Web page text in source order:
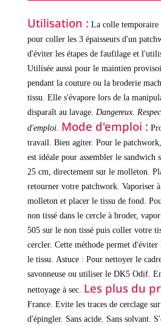
Utilisation : La colle temporaire
pour coller les 3 épaisseurs d'un
d'éviter les étapes de faufilage et
Utilisée aussi pour le maintien
pendant la couture ou la broderie
tissu. Elle s'évapore lors de la
disparaît au lavage. Dangereux.
d'emploi. Mode d'emploi :
travail.
Bien agiter. Pour le
est idéale pour assembler le sandwich
25 cm, directement sur le molleton.
retourner votre patchwork. Vaporiser
molleton et placer le tissu de fond.
non tissé dans le cercle à broder,
505 sur le non tissé puis coller votre
cercler. Cette méthode permet d'éviter
le tissu.
Astuce : Pour nettoyer le
savonneuse ou utiliser le DK5 Odif.
nettoyage à sec. Les plus du
France. Evite les traces de cerclage sur
d'épingler. Sans acide. Sans solvant.